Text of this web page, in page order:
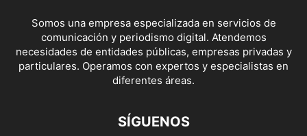
Somos una empresa especializada en servicios de
comunicación y periodismo digital. Atendemos
necesidades de entidades públicas, empresas privadas y
particulares. Operamos con expertos y especialistas en
diferentes áreas.
SÍGUENOS